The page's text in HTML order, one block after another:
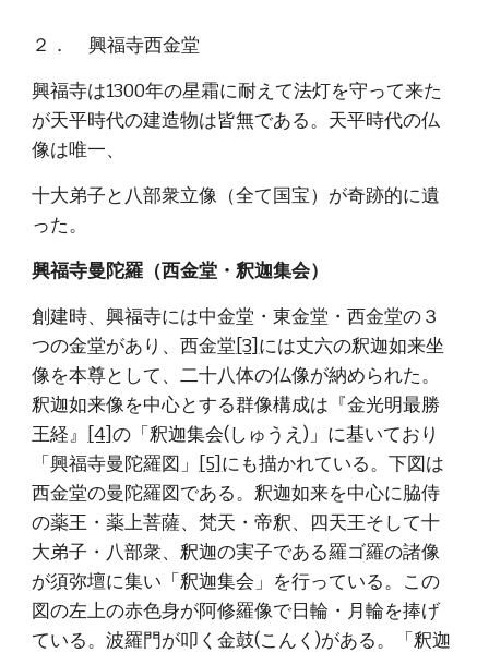
２．      興福寺西金堂
興福寺は1300年の星霜に耐えて法灯を守って来た
が天平時代の建造物は皆無である。天平時代の仏
像は唯一、
十大弟子と八部衆立像（全て国宝）が奇跡的に遺
った。
興福寺曼陀羅（西金堂・釈迦集会）
創建時、興福寺には中金堂・東金堂・西金堂の３
つの金堂があり、西金堂 [3] には丈六の釈迦如来坐
像を本尊として、二十八体の仏像が納められた。
釈迦如来像を中心とする群像構成は『金光明最勝
王経』
[4]の「釈迦集会(しゅうえ)」に基いており
「興福寺曼陀羅図」
[5] にも描かれている。下図は
西金堂の曼陀羅図である。釈迦如来を中心に脇侍
の薬王・薬上菩薩、梵天・帝釈、四天王そして十
大弟子・八部衆、釈迦の実子である羅ゴ羅の諸像
が須弥壇に集い「釈迦集会」を行っている。この
図の左上の赤色身が阿修羅像で日輪・月輪を捧げ
ている。波羅門が叩く金鼓(こんく)がある。「釈迦